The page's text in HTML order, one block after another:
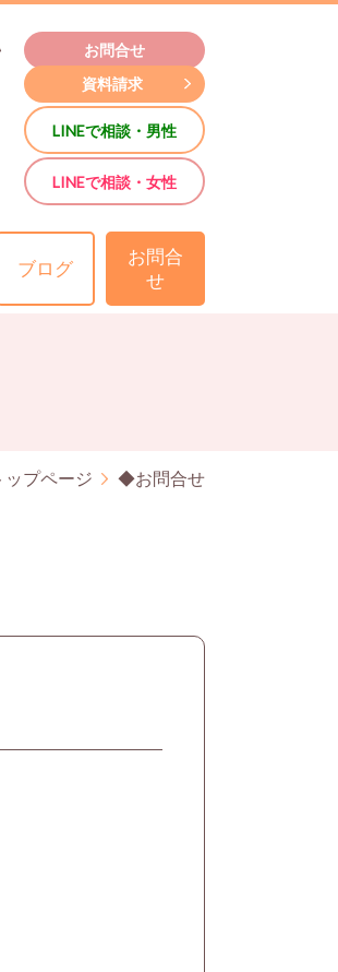
お問合せ
資料請求
LINEで相談・男性
LINEで相談・女性
ブログ
お問合
せ
ップページ ◆お問合せ